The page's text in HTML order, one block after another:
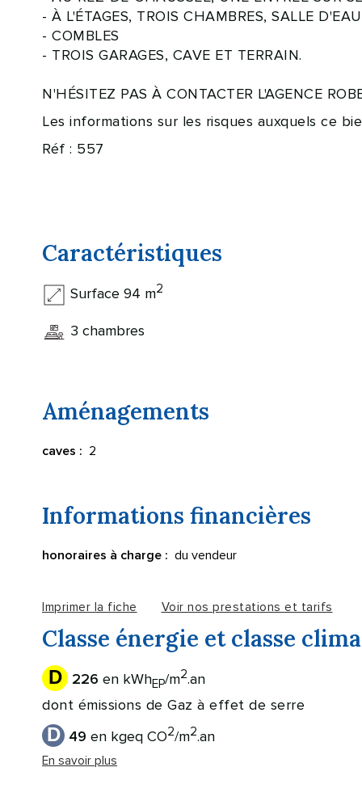
- À L'ÉTAGES, TROIS CHAMBRES, SALLE
- COMBLES
- TROIS GARAGES, CAVE ET TERRAIN.
N'HÉSITEZ PAS À CONTACTER L'AGENCE
Les informations sur les risques auxquels ce
Réf : 557
Caractéristiques
Surface 94 m2
3 chambres
Aménagements
caves : 2
Informations financières
honoraires à charge : du vendeur
Imprimer la fiche Voir nos prestations et tarifs
Classe énergie et classe
D 226 en kWhEP/m2.an
dont émissions de Gaz à effet de serre
D 49 en kgeq CO2/m2.an
En savoir plus